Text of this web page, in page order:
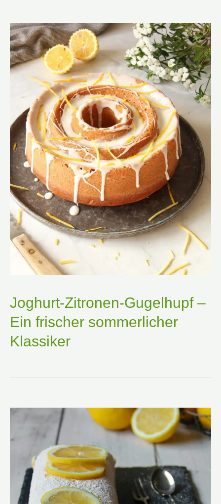
Joghurt-Zitronen-Gugelhupf –
Ein frischer sommerlicher
Klassiker